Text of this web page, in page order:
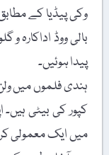
پیدا ہوئیں۔
ہندی فلموں میں ولن